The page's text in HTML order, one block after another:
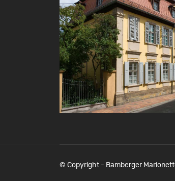
© Copyright - Bamberger